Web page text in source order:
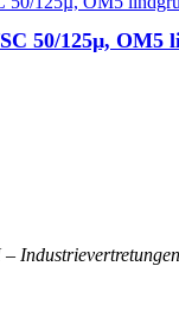
50/125µ, OM5
Industrievertretungen